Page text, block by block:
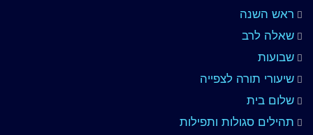
ראש השנה
שאלה לרב
שבועות
שיעורי תורה לצפייה
שלום בית
תהילים סגולות ותפילות